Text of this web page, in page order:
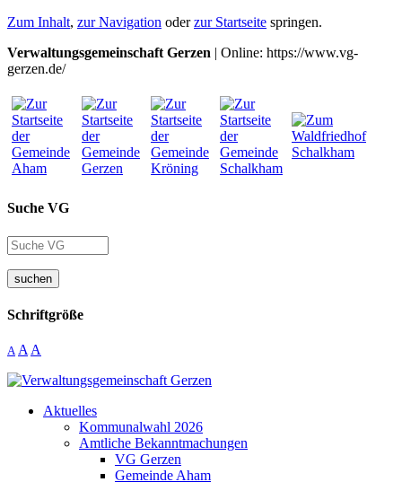
Zum Inhalt, zur Navigation oderzur Startseite springen.
Verwaltungsgemeinschaft Gerzen | Online: https://www.vg-
gerzen.de/
Suche VG
suchen
Schriftgröße
A A A
Aktuelles
Kommunalwahl 2026
Amtliche Bekanntmachungen
VG Gerzen
Gemeinde Aham